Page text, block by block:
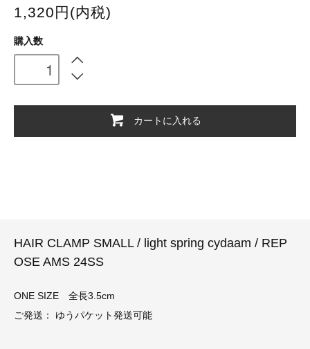
1,320円(内税)
購入数
カートに入れる
HAIR CLAMP SMALL / light spring cydaam / REP
OSE AMS 24SS
ONE SIZE 全長3.5cm
ご発送： ゆうパケット発送可能